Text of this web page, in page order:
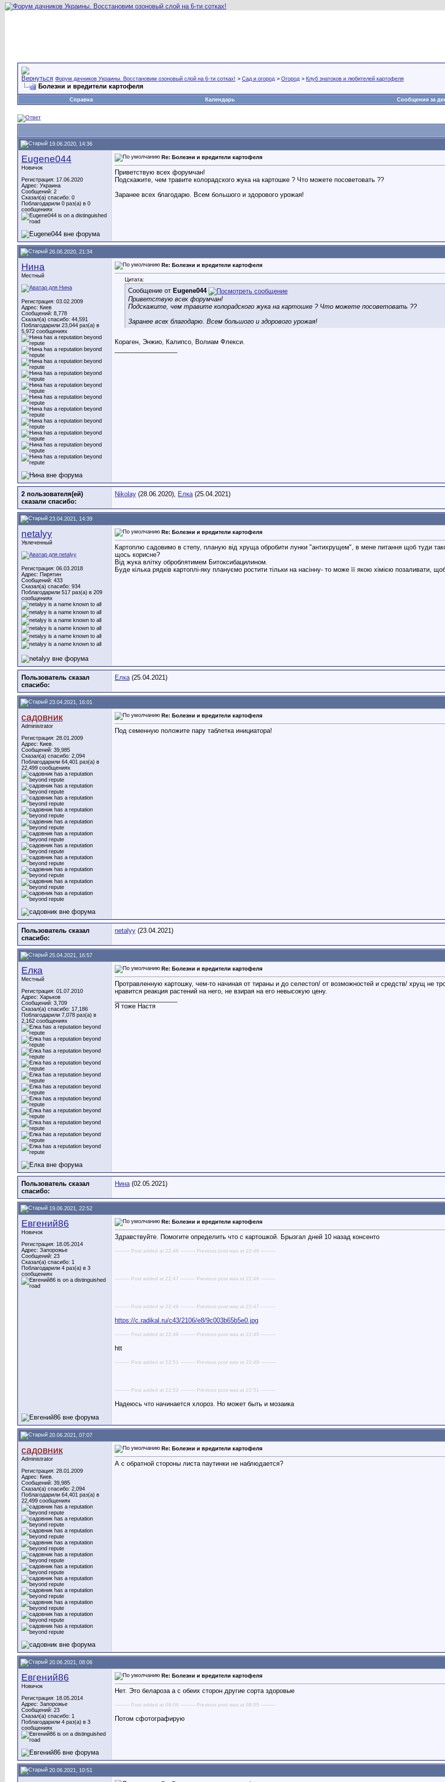
Форум дачников Украины. Восстановим озоновый слой на 6-ти сотках! > Сад и огород > Огород > Клуб знатоков и любителей картофеля
Болезни и вредители картофеля
Справка Календарь Сообщения за
19.06.2020, 14:36
Eugene044
Новичок
Регистрация: 17.06.2020
Адрес: Украина
Сообщений: 2
Сказал(а) спасибо: 0
Поблагодарили 0 раз(а) в 0
сообщениях
Re: Болезни и вредители картофеля
Приветствую всех форумчан!
Подскажите, чем травите колорадского жука на картошке ? Что можете посоветовать ??
Заранее всех благодарю. Всем большого и здорового урожая!
26.06.2020, 21:34
Нина
Местный
Регистрация: 03.02.2009
Адрес: Киев
Сообщений: 8,778
Сказал(а) спасибо: 44,591
Поблагодарили 23,044 раз(а) в
5,972 сообщениях
Re: Болезни и вредители картофеля
Цитата:
Сообщение от Eugene044
Приветствую всех форумчан!
Подскажите, чем травите колорадского жука на картошке ? Что можете посоветовать ??
Заранее всех благодарю. Всем большого и здорового урожая!
Кораген, Энжио, Калипсо, Волиам Флекси.
2 пользователя(ей)
сказали cпасибо:
Nikolay (28.06.2020), Елка(25.04.2021)
23.04.2021, 14:39
netalyy
Увлеченный
Регистрация: 06.03.2018
Адрес: Пирятин
Сообщений: 433
Сказал(а) спасибо: 934
Поблагодарили 517 раз(а) в 209
сообщениях
Re: Болезни и вредители картофеля
Картоплю садовимо в степу, планую від хруща обробити лунки "антихрущем", в мене питання щоб туди
щось корисне?
Від жука влітку оброблятимем Битоксибацилином.
Буде кілька рядків картоплі-яку плануємо ростити тільки на насінну- то може її якою хімією позаливати,
Пользователь сказал
cпасибо:
Елка(25.04.2021)
23.04.2021, 16:01
садовник
Administrator
Регистрация: 28.01.2009
Адрес: Киев.
Сообщений: 39,985
Сказал(а) спасибо: 2,094
Поблагодарили 64,401 раз(а) в
22,499 сообщениях
Re: Болезни и вредители картофеля
Под семенную положите пару таблетка инициатора!
Пользователь сказал
cпасибо:
netalyy (23.04.2021)
25.04.2021, 16:57
Елка
Местный
Регистрация: 01.07.2010
Адрес: Харьков
Сообщений: 3,709
Сказал(а) спасибо: 17,186
Поблагодарили 7,078 раз(а) в
2,162 сообщениях
Re: Болезни и вредители картофеля
Протравленную картошку, чем-то начиная от тираны и до селестоп/ от возможностей и средств/ хрущ не
нравится реакция растений на него, не взирая на его невысокую цену.
Я тоже Настя
Пользователь сказал
cпасибо:
Нина(02.05.2021)
19.06.2021, 22:52
Евгений86
Новичок
Регистрация: 18.05.2014
Адрес: Запорожье
Сообщений: 23
Сказал(а) спасибо: 1
Поблагодарили 4 раз(а) в 3
сообщениях
Re: Болезни и вредители картофеля
Здравствуйте. Помогите определить что с картошкой. Брызгал дней 10 назад консенто
---------- Post added at 22:46 ---------- Previous post was at 22:46 ----------
---------- Post added at 22:47 ---------- Previous post was at 22:46 ----------
---------- Post added at 22:49 ---------- Previous post was at 22:47 ----------
https://c.radikal.ru/c43/2106/e8/9c003b65b5e0.jpg
---------- Post added at 22:49 ---------- Previous post was at 22:49 ----------
htt
---------- Post added at 22:51 ---------- Previous post was at 22:49 ----------
---------- Post added at 22:52 ---------- Previous post was at 22:51 ----------
Надеюсь что начинается хлороз. Но может быть и мозаика
20.06.2021, 07:07
садовник
Administrator
Регистрация: 28.01.2009
Адрес: Киев.
Сообщений: 39,985
Сказал(а) спасибо: 2,094
Поблагодарили 64,401 раз(а) в
22,499 сообщениях
Re: Болезни и вредители картофеля
А с обратной стороны листа паутинки не наблюдается?
20.06.2021, 08:06
Евгений86
Новичок
Регистрация: 18.05.2014
Адрес: Запорожье
Сообщений: 23
Сказал(а) спасибо: 1
Поблагодарили 4 раз(а) в 3
сообщениях
Re: Болезни и вредители картофеля
Нет. Это белароза а с обеих сторон другие сорта здоровые
---------- Post added at 08:06 ---------- Previous post was at 08:05 ----------
Потом сфотографирую
20.06.2021, 10:51